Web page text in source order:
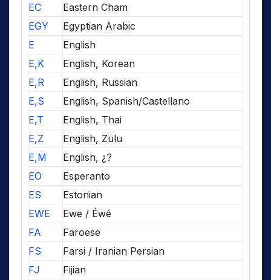
EC
Eastern Cham
EGY
Egyptian Arabic
E
English
E,K
English, Korean
E,R
English, Russian
E,S
English, Spanish/Castellano
E,T
English, Thai
E,Z
English, Zulu
E,M
English, ¿?
EO
Esperanto
ES
Estonian
EWE
Ewe / Éwé
FA
Faroese
FS
Farsi / Iranian Persian
FJ
Fijian